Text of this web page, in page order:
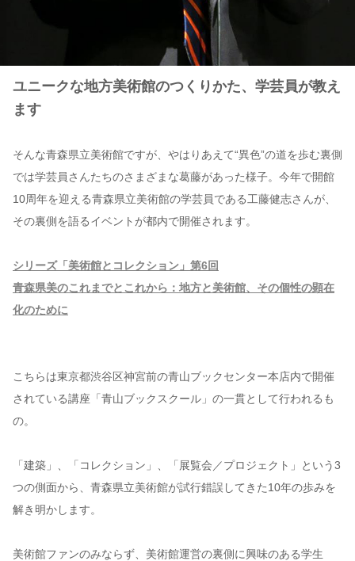
ユニークな地方美術館のつくりかた、学芸員が教え
ます
そんな青森県立美術館ですが、やはりあえて“異色”の道を歩む裏側
では学芸員さんたちのさまざまな葛藤があった様子。今年で開館
10周年を迎える青森県立美術館の学芸員である工藤健志さんが、
その裏側を語るイベントが都内で開催されます。
シリーズ「美術館とコレクション」第6回
青森県美のこれまでとこれから：地方と美術館、その個性の顕在
化のために
こちらは東京都渋谷区神宮前の青山ブックセンター本店内で開催
されている講座「青山ブックスクール」の一貫として行われるも
の。
「建築」、「コレクション」、「展覧会／プロジェクト」という3
つの側面から、青森県立美術館が試行錯誤してきた10年の歩みを
解き明かします。
美術館ファンのみならず、美術館運営の裏側に興味のある学生